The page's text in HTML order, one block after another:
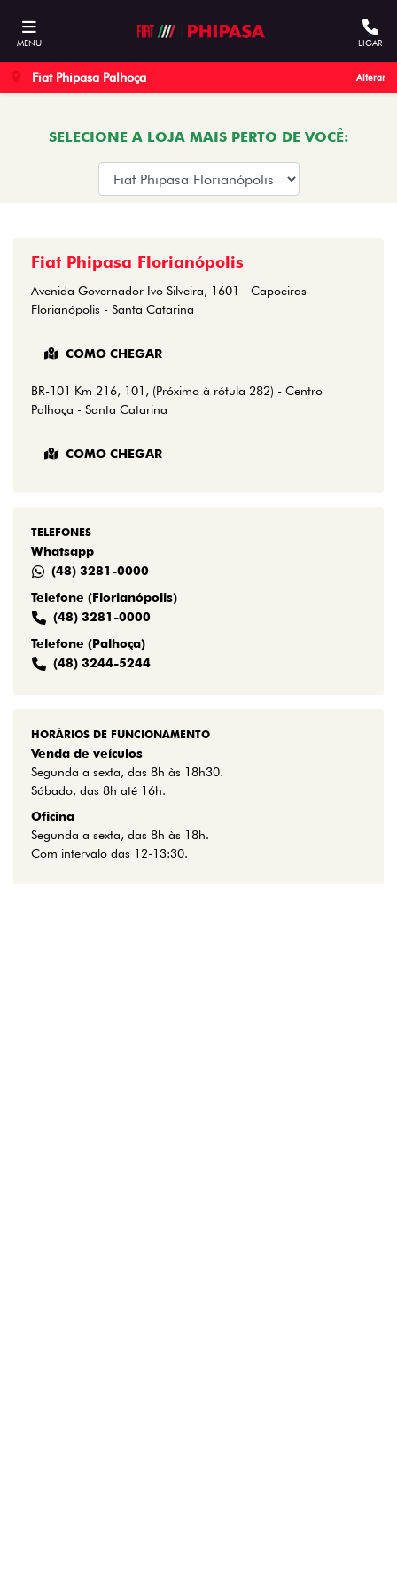
MENU LIGAR
Fiat Phipasa Palhoça Alterar
SELECIONE A LOJA MAIS PERTO DE VOCÊ:
Fiat Phipasa Florianópolis
Avenida Governador Ivo Silveira, 1601 - Capoeiras
Florianópolis - Santa Catarina
COMO CHEGAR
BR-101 Km 216, 101, (Próximo à rótula 282) - Centro
Palhoça - Santa Catarina
COMO CHEGAR
TELEFONES
Whatsapp
(48) 3281-0000
Telefone (Florianópolis)
(48) 3281-0000
Telefone (Palhoça)
(48) 3244-5244
HORÁRIOS DE FUNCIONAMENTO
Venda de veículos
Segunda a sexta, das 8h às 18h30.
Sábado, das 8h até 16h.
Oficina
Segunda a sexta, das 8h às 18h.
Com intervalo das 12-13:30.